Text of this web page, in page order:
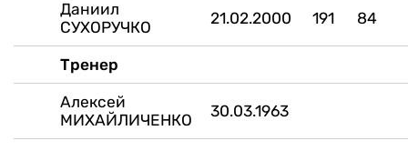
Даниил
СУХОРУЧКО
21.02.2000 191 84
Тренер
Алексей
МИХАЙЛИЧЕНКО
30.03.1963